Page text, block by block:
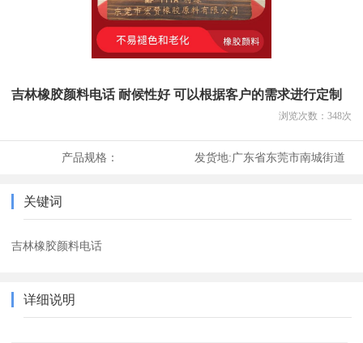
吉林橡胶颜料电话 耐候性好 可以根据客户的需求进行定制
浏览次数： 348次
产品规格： 发货地:广东省东莞市南城街道
关键词
吉林橡胶颜料电话
详细说明